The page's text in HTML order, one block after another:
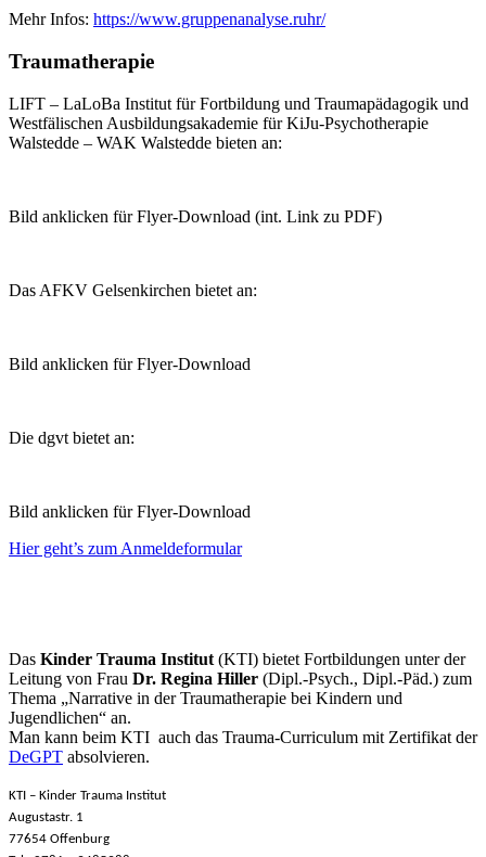
Mehr Infos: https://www.gruppenanalyse.ruhr/
Traumatherapie
LIFT – LaLoBa Institut für Fortbildung und Traumapädagogik und
Westfälischen Ausbildungsakademie für KiJu-Psychotherapie
Walstedde – WAK Walstedde bieten an:
Bild anklicken für Flyer-Download (int. Link zu PDF)
Das AFKV Gelsenkirchen bietet an:
Bild anklicken für Flyer-Download
Die dgvt bietet an:
Bild anklicken für Flyer-Download
Hier geht’s zum Anmeldeformular
Das Kinder Trauma Institut (KTI) bietet Fortbildungen unter der
Leitung von Frau Dr. Regina Hiller (Dipl.-Psych., Dipl.-Päd.) zum
Thema „Narrative in der Traumatherapie bei Kindern und
Jugendlichen“ an.
Man kann beim KTI auch das Trauma-Curriculum mit Zertifikat der
DeGPT absolvieren.
KTI – Kinder Trauma Institut
Augustastr. 1
77654 Offenburg